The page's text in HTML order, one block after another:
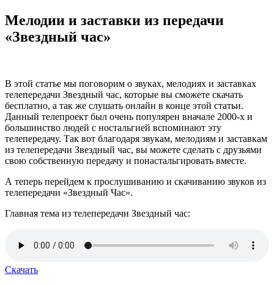
Мелодии и заставки из передачи
«Звездный час»
В этой статье мы поговорим о звуках, мелодиях и заставках
телепередачи Звездный час, которые вы сможете скачать
бесплатно, а так же слушать онлайн в конце этой статьи.
Данный телепроект был очень популярен вначале 2000-х и
большинство людей с ностальгией вспоминают эту
телепередачу. Так вот благодаря звукам, мелодиям и заставкам
из телепередачи Звездный час, вы можете сделать с друзьями
свою собственную передачу и понастальгировать вместе.
А теперь перейдем к прослушиванию и скачиванию звуков из
телепередачи «Звездный Час».
Главная тема из телепередачи Звездный час:
Скачать